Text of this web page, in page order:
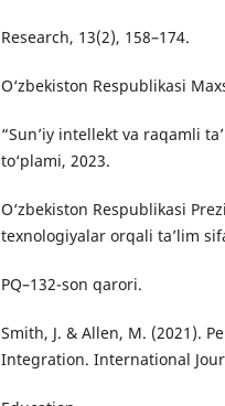
Research, 13(2), 158–174.
O‘zbekiston Respublikasi
“Sun’iy intellekt va raqamli
to‘plami, 2023.
O‘zbekiston Respublikasi
texnologiyalar orqali ta’lim
PQ–132-son qarori.
Smith, J. & Allen, M. (2021).
Integration. International